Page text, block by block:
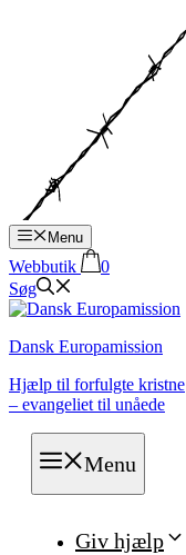
Menu
Webbutik
0
Søg
Dansk Europamission
Hjælp til forfulgte kristne
– evangeliet til unåede
Menu
Giv hjælp